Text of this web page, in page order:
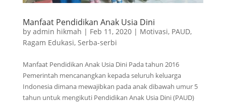
Manfaat Pendidikan Anak Usia Dini
by admin hikmah | Feb 11, 2020| Motivasi, PAUD,
Ragam Edukasi, Serba-serbi
Manfaat Pendidikan Anak Usia Dini Pada tahun 2016
Pemerintah mencanangkan kepada seluruh keluarga
Indonesia dimana mewajibkan pada anak dibawah umur 5
tahun untuk mengikuti Pendidikan Anak Usia Dini (PAUD)